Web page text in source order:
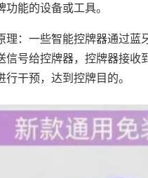
能的设备或工具。
理：一些智能控牌器通过
信号给控牌器，控牌器接
干预，达到控牌目的。